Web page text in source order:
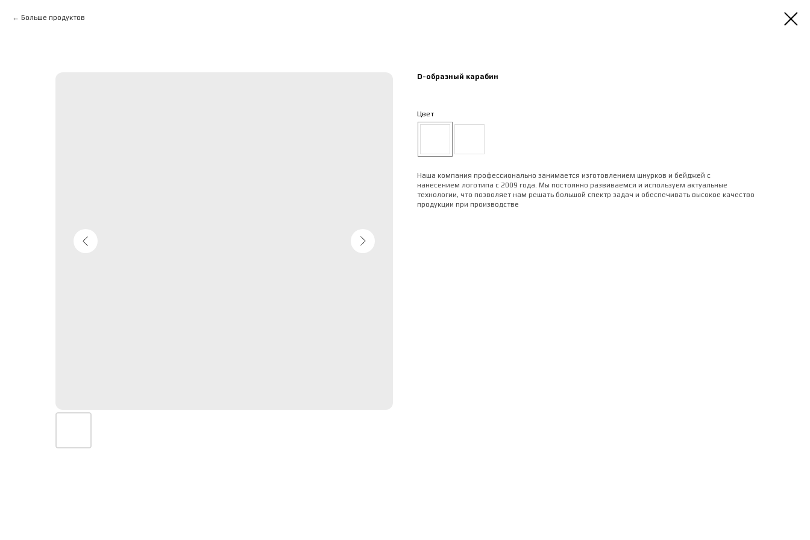
Больше продуктов
D-образный карабин
Цвет
Наша компания профессионально занимается изготовлением шнурков и бейджей с
нанесением логотипа с 2009 года. Мы постоянно развиваемся и используем актуальные
технологии, что позволяет нам решать большой спектр задач и обеспечивать высокое качество
продукции при производстве